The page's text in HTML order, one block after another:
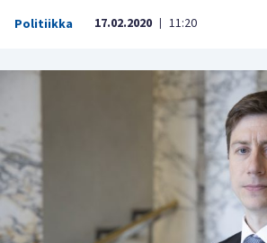
Politiikka 17.02.2020 | 11:20